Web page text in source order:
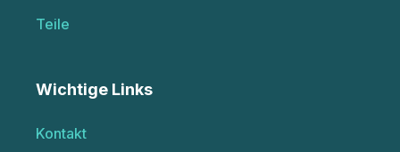
Teile
Wichtige Links
Kontakt